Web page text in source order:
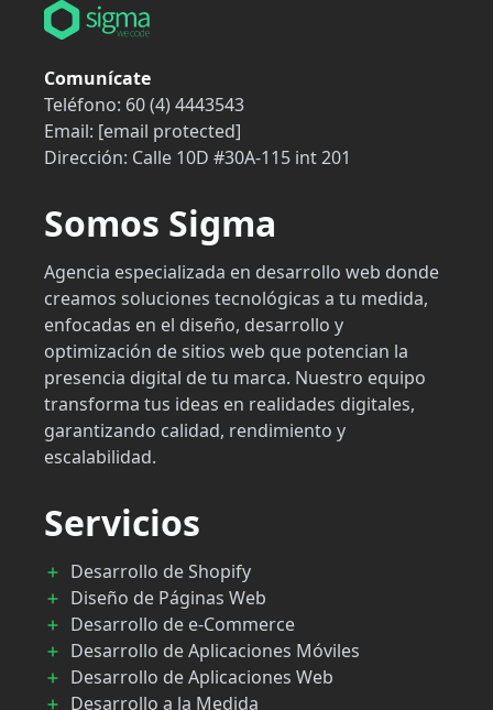
Comunícate
Teléfono: 60 (4) 4443543
Email: [email protected]
Dirección: Calle 10D #30A-115 int 201
Somos Sigma
Agencia especializada en desarrollo web donde
creamos soluciones tecnológicas a tu medida,
enfocadas en el diseño, desarrollo y
optimización de sitios web que potencian la
presencia digital de tu marca. Nuestro equipo
transforma tus ideas en realidades digitales,
garantizando calidad, rendimiento y
escalabilidad.
Servicios
Desarrollo de Shopify
Diseño de Páginas Web
Desarrollo de e-Commerce
Desarrollo de Aplicaciones Móviles
Desarrollo de Aplicaciones Web
Desarrollo a la Medida